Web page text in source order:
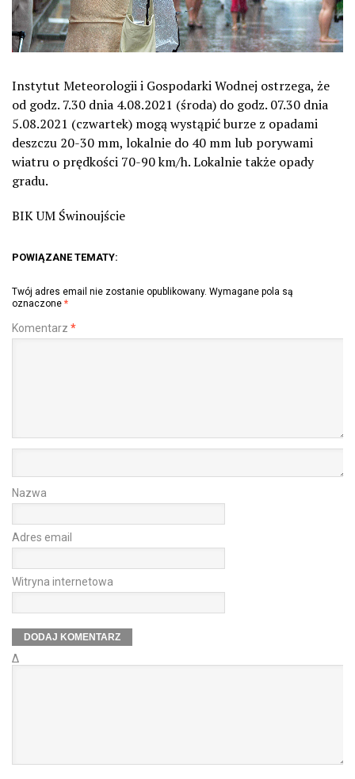
Instytut Meteorologii i Gospodarki Wodnej ostrzega, że
od godz. 7.30 dnia 4.08.2021 (środa) do godz. 07.30 dnia
5.08.2021 (czwartek) mogą wystąpić burze z opadami
deszczu 20-30 mm, lokalnie do 40 mm lub porywami
wiatru o prędkości 70-90 km/h. Lokalnie także opady
gradu.
BIK UM Świnoujście
POWIĄZANE TEMATY:
Twój adres email nie zostanie opublikowany. Wymagane pola są
oznaczone *
Komentarz *
Nazwa
Adres email
Witryna internetowa
Δ